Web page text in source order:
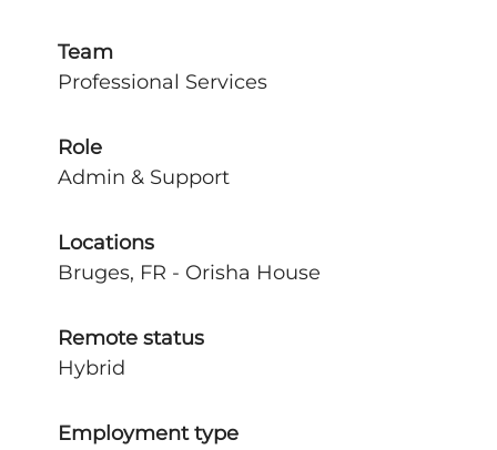
Team
Professional Services
Role
Admin & Support
Locations
Bruges, FR - Orisha House
Remote status
Hybrid
Employment type